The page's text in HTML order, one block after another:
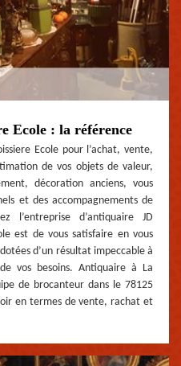
Ecole : la référence
Ecole pour l’achat, vente,
de vos objets de valeur,
décoration anciens, vous
et des accompagnements de
l’entreprise d’antiquaire JD
est de vous satisfaire en vous
d’un résultat impeccable à
vos besoins. Antiquaire à La
de brocanteur dans le 78125
en termes de vente, rachat et